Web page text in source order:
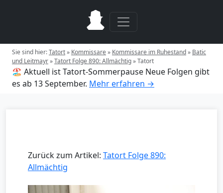
Sie sind hier:Tatort» Kommissare» Kommissare im Ruhestand» Batic
und Leitmayr»Tatort Folge 890: Allmächtig»Tatort
🏖️ Aktuell ist Tatort-Sommerpause Neue Folgen gibt
es ab 13 September. Mehr erfahren →
Zurück zum Artikel: Tatort Folge 890:
Allmächtig